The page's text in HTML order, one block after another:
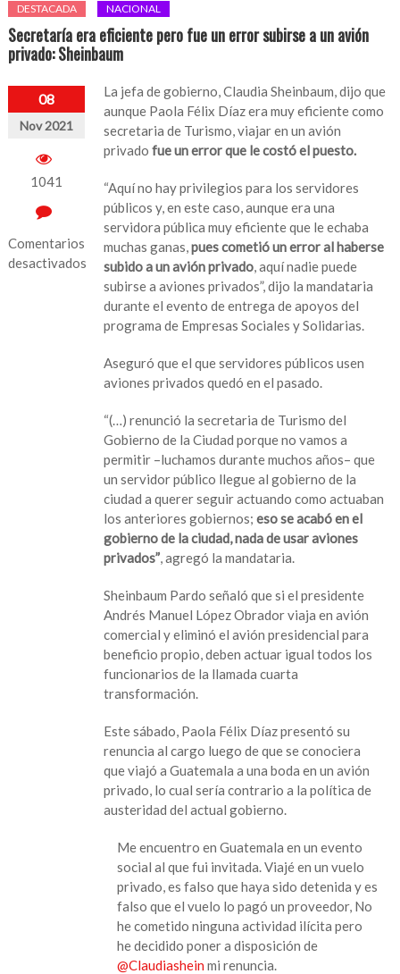
DESTACADA NACIONAL
Secretaría era eficiente pero fue un error subirse a un avión
privado: Sheinbaum
08
Nov 2021
1041
Comentarios
desactivados
La jefa de gobierno, Claudia Sheinbaum, dijo que
aunque Paola Félix Díaz era muy eficiente como
secretaria de Turismo, viajar en un avión
privadofue un error que le costó el puesto.
“Aquí no hay privilegios para los servidores
públicos y, en este caso, aunque era una
servidora pública muy eficiente que le echaba
muchas ganas,pues cometió un error al haberse
subido a un avión privado , aquí nadie puede
subirse a aviones privados”, dijo la mandataria
durante el evento de entrega de apoyos del
programa de Empresas Sociales y Solidarias.
Aseguró que el que servidores públicos usen
aviones privados quedó en el pasado.
“(…) renunció la secretaria de Turismo del
Gobierno de la Ciudad porque no vamos a
permitir –luchamos durante muchos años– que
un servidor público llegue al gobierno de la
ciudad a querer seguir actuando como actuaban
los anteriores gobiernos;eso se acabó en el
gobierno de la ciudad, nada de usar aviones
privados” , agregó la mandataria.
Sheinbaum Pardo señaló que si el presidente
Andrés Manuel López Obrador viaja en avión
comercial y eliminó el avión presidencial para
beneficio propio, deben actuar igual todos los
funcionarios de la llamada cuarta
transformación.
Este sábado, Paola Félix Díaz presentó su
renuncia al cargo luego de que se conociera
que viajó a Guatemala a una boda en un avión
privado, lo cual sería contrario a la política de
austeridad del actual gobierno.
Me encuentro en Guatemala en un evento
social al que fui invitada. Viajé en un vuelo
privado, es falso que haya sido detenida y es
falso que el vuelo lo pagó un proveedor, No
he cometido ninguna actividad ilícita pero
he decidido poner a disposición de
@Claudiashein mi renuncia.